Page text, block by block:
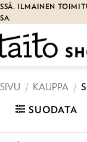
ILMAINEN
/ KAUPPA /
SUODATA